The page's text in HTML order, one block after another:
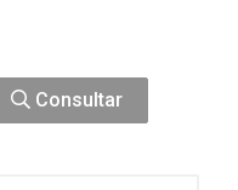
Consultar